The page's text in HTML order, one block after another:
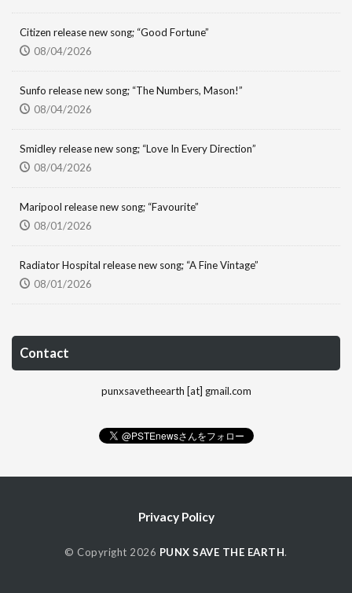
Citizen release new song; “Good Fortune”
08/04/2026
Sunfo release new song; “The Numbers, Mason!”
08/04/2026
Smidley release new song; “Love In Every Direction”
08/04/2026
Maripool release new song; “Favourite”
08/01/2026
Radiator Hospital release new song; “A Fine Vintage”
08/01/2026
Contact
punxsavetheearth [at] gmail.com
Privacy Policy
© Copyright 2026 PUNX SAVE THE EARTH.